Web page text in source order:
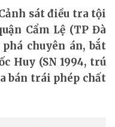
sát điều tra tội
Cẩm Lệ (TP Đà
chuyên án, bắt
Huy (SN 1994, trú
bán trái phép chất